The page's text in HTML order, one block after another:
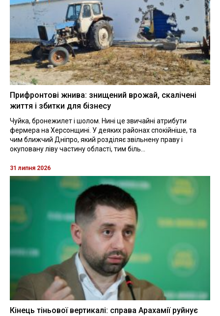
Прифронтові жнива: знищений врожай, скалічені
життя і збитки для бізнесу
Чуйка, бронежилет і шолом. Нині це звичайні атрибути
фермера на Херсонщині. У деяких районах спокійніше, та
чим ближчий Дніпро, який розділяє звільнену праву і
окуповану ліву частину області, тим біль...
31 липня 2026
Кінець тіньової вертикалі: справа Арахамії руйнує